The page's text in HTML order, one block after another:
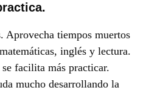
Aprovecha tiempos muertos
inglés y lectura.
facilita más practicar.
mucho desarrollando la